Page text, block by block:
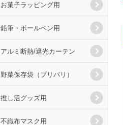
お菓子ラッピング用
鉛筆・ボールペン用
アルミ断熱/遮光カーテン
野菜保存袋（プリパリ）
推し活グッズ用
不織布マスク用